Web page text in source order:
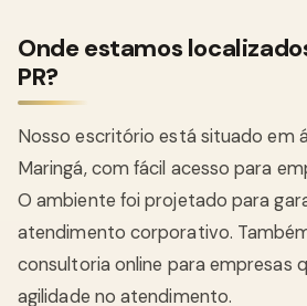
Onde estamos
PR?
Nosso escritório está situado em
Maringá, com fácil acesso para
O ambiente foi projetado para
atendimento corporativo.
consultoria online para empresas
agilidade no atendimento.